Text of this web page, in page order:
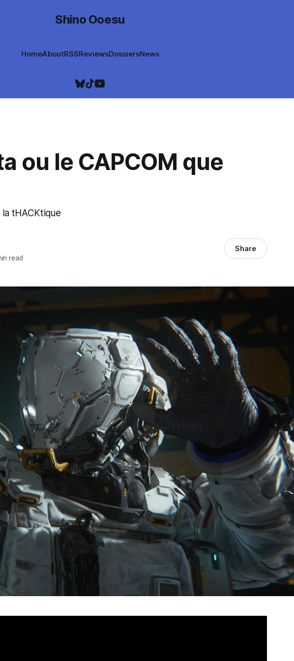
Shino Ooesu
HomeAboutRSSReviewsDossiersNews
ou le CAPCOM que
tHACKtique
read
Share